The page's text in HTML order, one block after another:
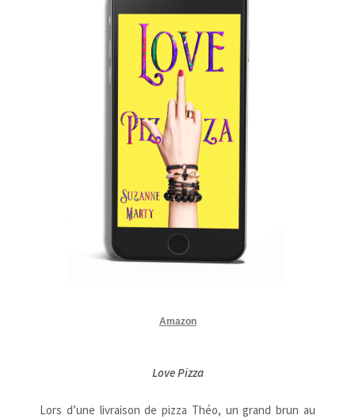
Amazon
Love Pizza
Lors d’une livraison de pizza Théo, un grand brun au